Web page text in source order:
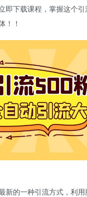
即下载课程，掌握这个
！！
新的一种引流方式，利用